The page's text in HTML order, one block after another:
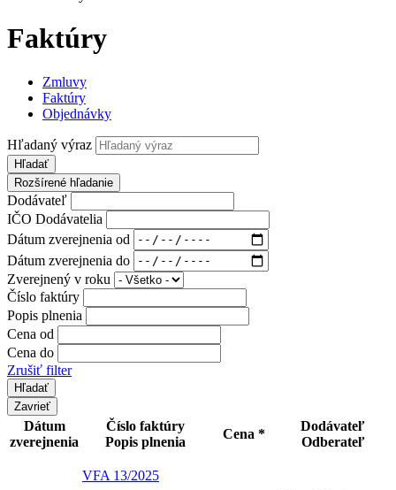
Faktúry
Zmluvy
Faktúry
Objednávky
Hľadaný výraz
Hľadať
Rozšírené hľadanie
Dodávateľ
IČO Dodávatelia
Dátum zverejnenia od
Dátum zverejnenia do
Zverejnený v roku
Číslo faktúry
Popis plnenia
Cena od
Cena do
Zrušiť filter
Zavrieť
Dátum
zverejnenia
Číslo faktúry
Popis plnenia
Cena *
Dodávateľ
Odberateľ
VFA 13/2025